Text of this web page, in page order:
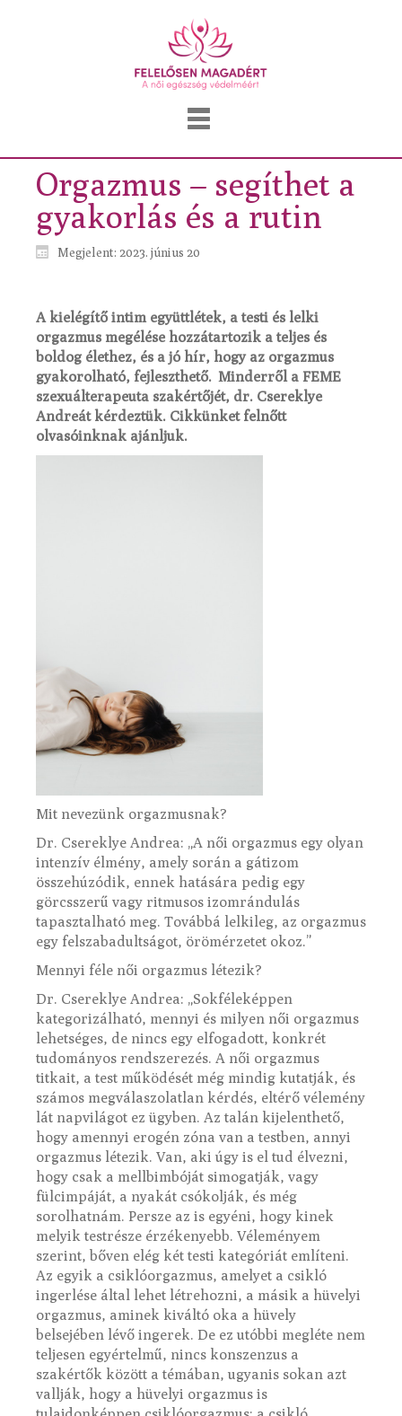
Orgazmus – segíthet a
gyakorlás és a rutin
Megjelent: 2023. június 20
A kielégítő intim együttlétek, a testi és lelki
orgazmus megélése hozzátartozik a teljes és
boldog élethez, és a jó hír, hogy az orgazmus
gyakorolható, fejleszthető. Minderről a FEME
szexuálterapeuta szakértőjét, dr. Csereklye
Andreát kérdeztük. Cikkünket felnőtt
olvasóinknak ajánljuk.
Mit nevezünk orgazmusnak?
Dr. Csereklye Andrea: „A női orgazmus egy olyan
intenzív élmény, amely során a gátizom
összehúzódik, ennek hatására pedig egy
görcsszerű vagy ritmusos izomrándulás
tapasztalható meg. Továbbá lelkileg, az orgazmus
egy felszabadultságot, örömérzetet okoz.”
Mennyi féle női orgazmus létezik?
Dr. Csereklye Andrea: „Sokféleképpen
kategorizálható, mennyi és milyen női orgazmus
lehetséges, de nincs egy elfogadott, konkrét
tudományos rendszerezés. A női orgazmus
titkait, a test működését még mindig kutatják, és
számos megválaszolatlan kérdés, eltérő vélemény
lát napvilágot ez ügyben. Az talán kijelenthető,
hogy amennyi erogén zóna van a testben, annyi
orgazmus létezik. Van, aki úgy is el tud élvezni,
hogy csak a mellbimbóját simogatják, vagy
fülcimpáját, a nyakát csókolják, és még
sorolhatnám. Persze az is egyéni, hogy kinek
melyik testrésze érzékenyebb. Véleményem
szerint, bőven elég két testi kategóriát említeni.
Az egyik a csiklóorgazmus, amelyet a csikló
ingerlése által lehet létrehozni, a másik a hüvelyi
orgazmus, aminek kiváltó oka a hüvely
belsejében lévő ingerek. De ez utóbbi megléte nem
teljesen egyértelmű, nincs konszenzus a
szakértők között a témában, ugyanis sokan azt
vallják, hogy a hüvelyi orgazmus is